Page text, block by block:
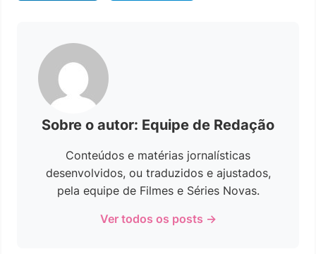
Sobre o autor: Equipe de Redação
Conteúdos e matérias jornalísticas
desenvolvidos, ou traduzidos e ajustados,
pela equipe de Filmes e Séries Novas.
Ver todos os posts →